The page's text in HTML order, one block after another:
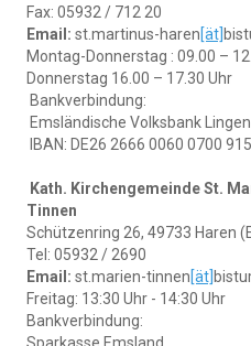
Fax: 05932 / 712 20
Email: st.martinus-haren[ät]
Montag-Donnerstag : 09.00 –
Donnerstag 16.00 – 17.30 Uhr
Bankverbindung:
Emsländische Volksbank Lingen
IBAN: DE26 2666 0060 0700
Kath. Kirchengemeinde St.
Tinnen
Schützenring 26, 49733 Haren
Tel: 05932 / 2690
Email: st.marien-tinnen[ät]
Freitag: 13:30 Uhr - 14:30 Uhr
Bankverbindung: